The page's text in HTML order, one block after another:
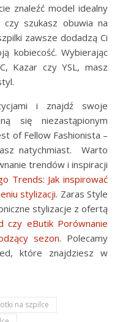
znaleźć model idealny
szukasz obuwia na
zawsze dodadzą Ci
kobiecość. Wybierając
Kazar czy YSL, masz
i znajdź swoje
się niezastąpionym
of Fellow Fashionista –
natychmiast. Warto
trendów i inspiracji
Trends: Jak inspirować
stylizacji. Zaras Style
stylizacje z ofertą
czy eButik Porównanie
sezon. Polecamy
które znajdziesz w
na szpilce